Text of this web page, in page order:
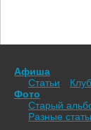
Афиша
Статьи
Фото
Старый
Разные